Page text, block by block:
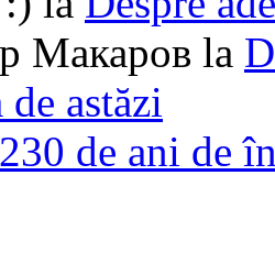
Макаров la
de astăzi
230 de ani de